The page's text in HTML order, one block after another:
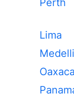
Perth
Lima
Oaxaca